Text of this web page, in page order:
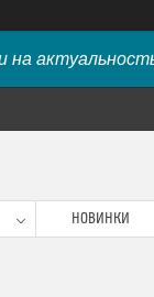
на
НОВИНКИ